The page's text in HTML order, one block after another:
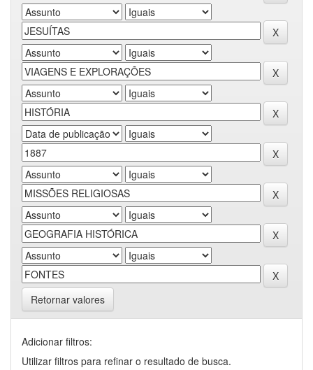
Retornar valores
Adicionar filtros:
Utilizar filtros para refinar o resultado de busca.